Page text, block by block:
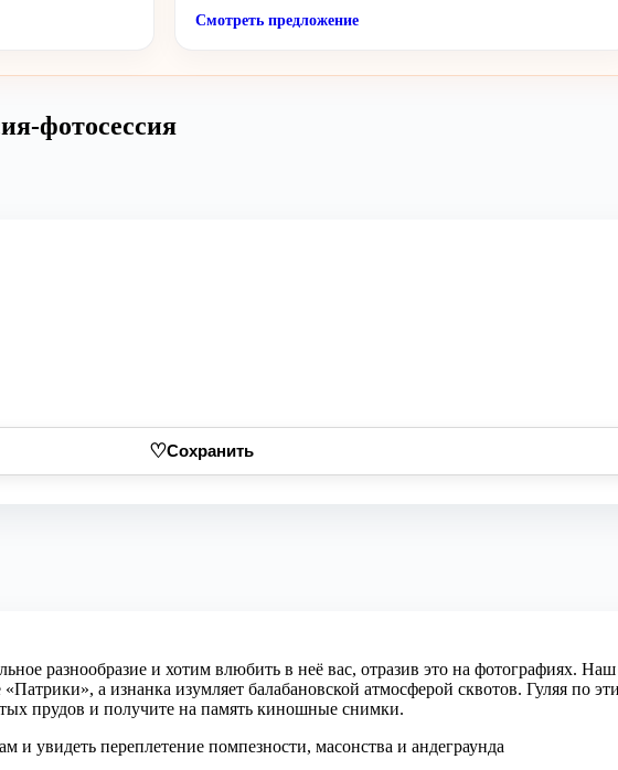
Смотреть предложение
фотосессия
♡Сохранить
разнообразие и хотим влюбить в неё вас, отразив это на фотографиях.
а изнанка изумляет балабановской атмосферой сквотов. Гуляя по
прудов и получите на память киношные снимки.
и увидеть переплетение помпезности, масонства и андеграунда